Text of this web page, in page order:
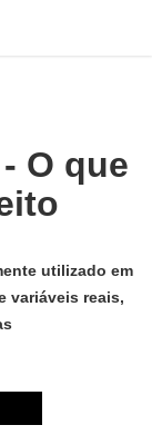
O que
utilizado em
variáveis ​​reais,